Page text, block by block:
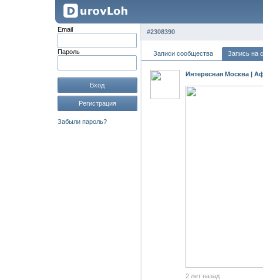
Email
Пароль
Вход
Регистрация
Забыли пароль?
#2308390
Записи сообщества Запись на
Интересная Москва |
2 лет назад